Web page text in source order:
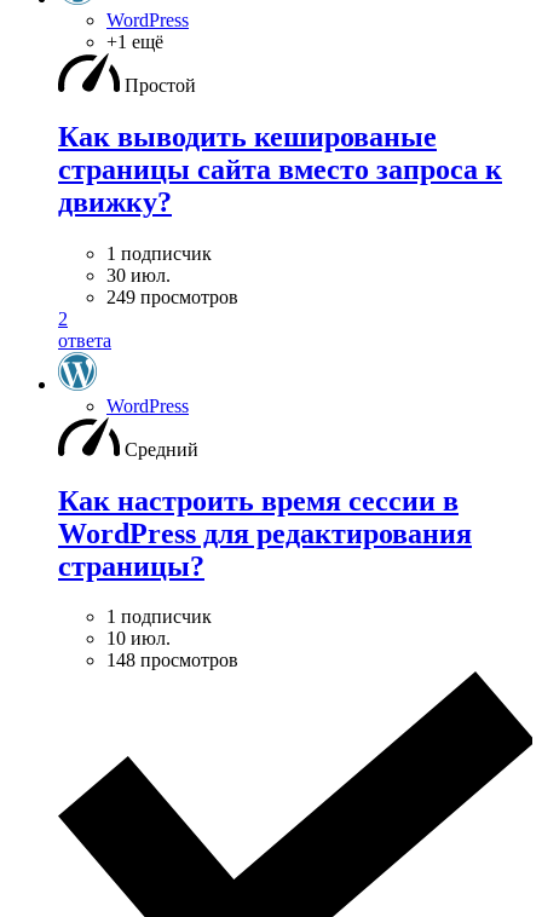
WordPress
+1 ещё
Простой
Как выводить кешированые
страницы сайта вместо запроса к
движку?
1 подписчик
30 июл.
249 просмотров
2
ответа
WordPress
Средний
Как настроить время сессии в
WordPress для редактирования
страницы?
1 подписчик
10 июл.
148 просмотров